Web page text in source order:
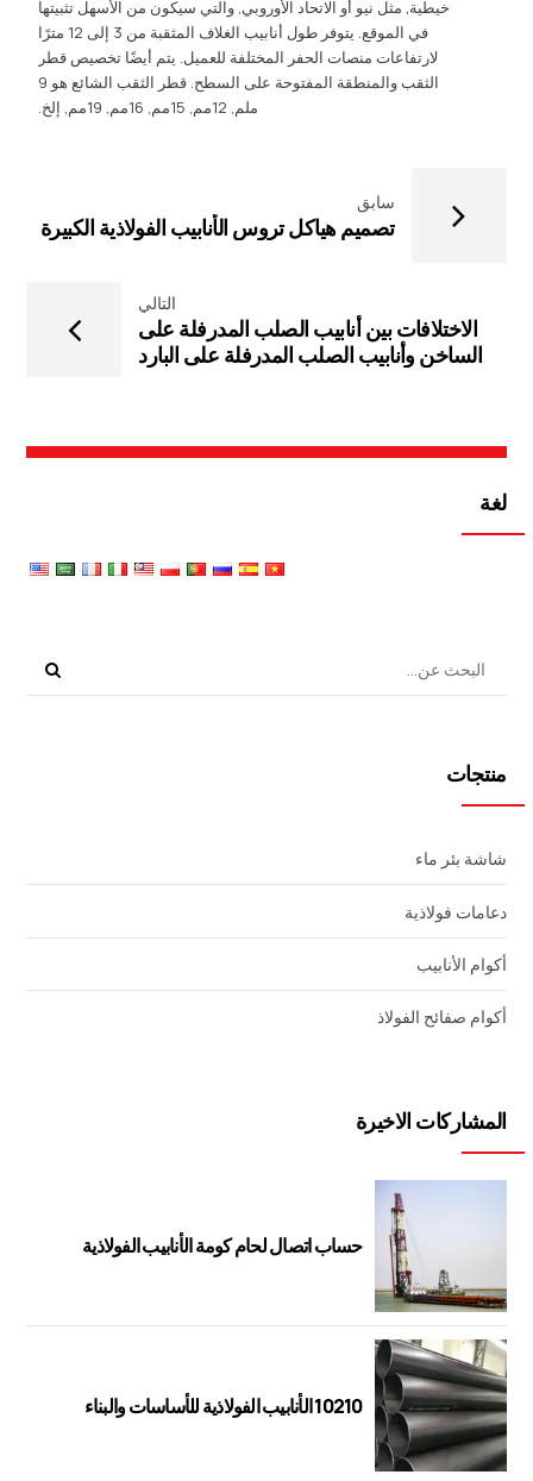
خيطية, مثل نيو أو الاتحاد الأوروبي, والتي سيكون من الأسهل تثبيتها
في الموقع. يتوفر طول أنابيب الغلاف المثقبة من 3 إلى 12 مترًا
لارتفاعات منصات الحفر المختلفة للعميل. يتم أيضًا تخصيص قطر
الثقب والمنطقة المفتوحة على السطح. قطر الثقب الشائع هو 9
ملم, 12مم, 15مم, 16مم, 19مم, إلخ.
سابق
تصميم هياكل تروس الأنابيب الفولاذية الكبيرة
التالي
الاختلافات بين أنابيب الصلب المدرفلة على
الساخن وأنابيب الصلب المدرفلة على البارد
لغة
منتجات
شاشة بئر ماء
دعامات فولاذية
أكوام الأنابيب
أكوام صفائح الفولاذ
المشاركات الاخيرة
حساب اتصال لحام كومة الأنابيب الفولاذية
10210 الأنابيب الفولاذية للأساسات والبناء